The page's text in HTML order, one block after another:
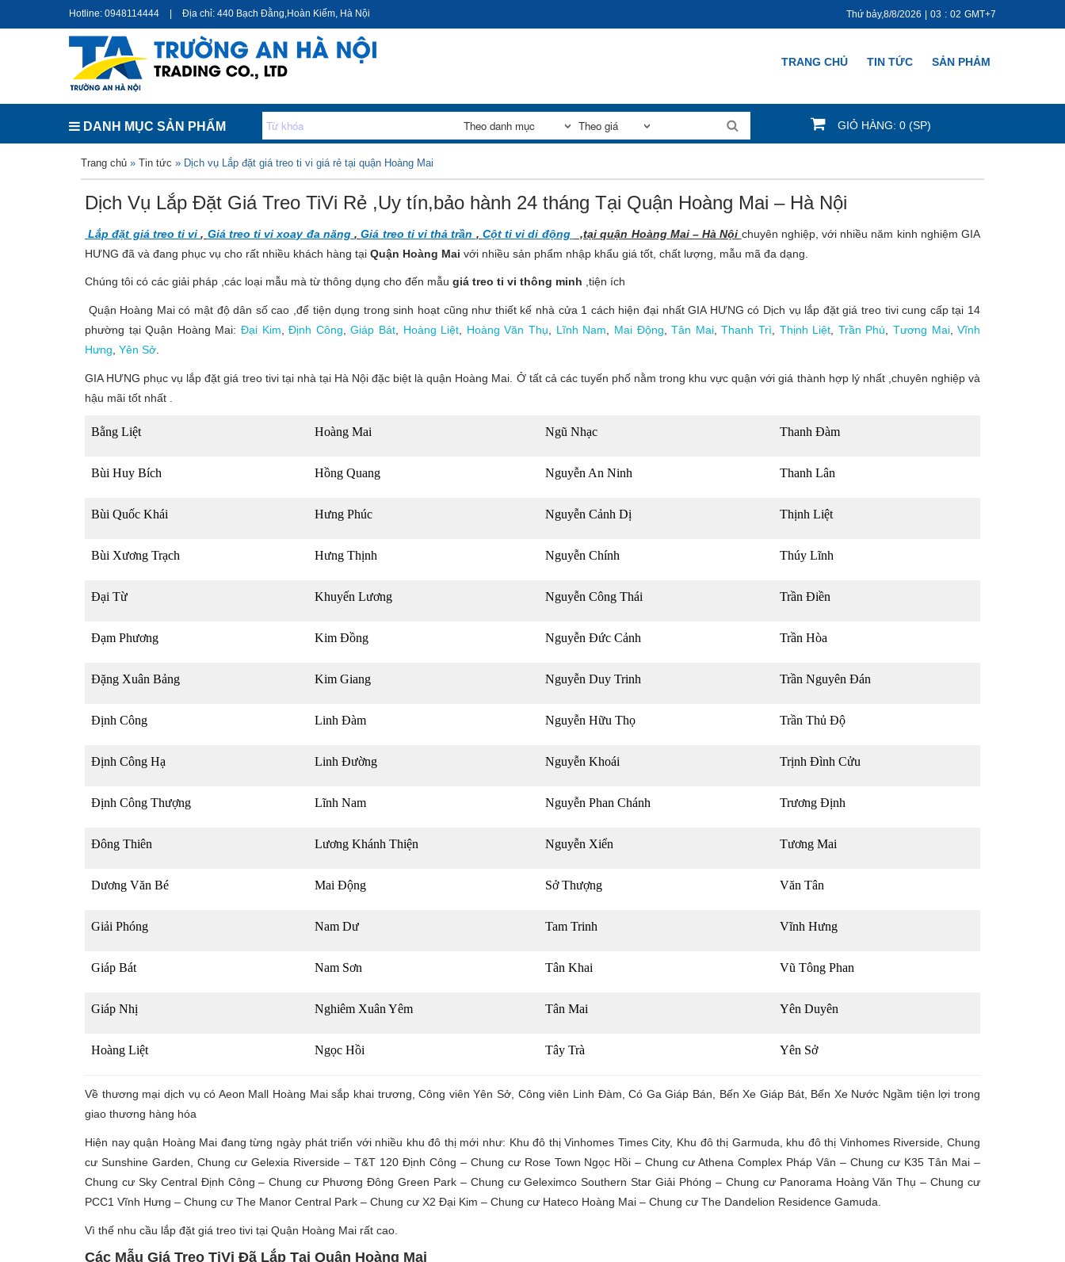
Hotline: 0948114444 Địa chỉ: 440 Bạch Đằng,Hoàn Kiếm, Hà Nội Thứ bảy,8/8/2026 03 : 02 GMT+7
TRANG CHỦ TIN TỨC SẢN PHẢM
DANH MỤC SẢN PHẨM GIỎ HÀNG: 0 (SP)
Bạn đang ở đây
Trang chủ » Tin tức » Dịch vụ Lắp đặt giá treo ti vi giá rẻ tại quận Hoàng Mai
Dịch Vụ Lắp Đặt Giá Treo TiVi Rẻ ,Uy tín,bảo hành 24 tháng Tại Quận Hoàng Mai – Hà Nội
Lắp đặt giá treo ti vi, Giá treo ti vi xoay đa năng,Giá treo ti vi thả trần , Cột ti vi di động ,tại quận Hoàng Mai – Hà Nội chuyên nghiệp, với nhiều năm kinh nghiệm GIA
HƯNG đã và đang phục vụ cho rất nhiều khách hàng tại Quận Hoàng Mai với nhiều sản phẩm nhập khẩu giá tốt, chất lượng, mẫu mã đa dạng.
Chúng tôi có các giải pháp ,các loại mẫu mà từ thông dụng cho đến mẫu giá treo ti vi thông minh ,tiện ích
Quận Hoàng Mai có mật độ dân số cao ,để tiện dụng trong sinh hoạt cũng như thiết kế nhà cửa 1 cách hiện đại nhất GIA HƯNG có Dịch vụ lắp đặt giá treo tivi cung cấp tại 14
phường tại Quận Hoàng Mai: Đại Kim ,Định Công ,Giáp Bát Hoàng Liệt Hoàng Văn Thụ Lĩnh Nam Mai Động ,Tân Mai,Thanh Trì Thịnh Liệt Trần Phú Tương Mai,Vĩnh
Hưng Yên Sở
GIA HƯNG phục vụ lắp đặt giá treo tivi tại nhà tại Hà Nội đặc biệt là quận Hoàng Mai. Ở tất cả các tuyến phố nằm trong khu vực quận với giá thành hợp lý nhất ,chuyên nghiệp và
hậu mãi tốt nhất .
Bằng Liệt Hoàng Mai Ngũ Nhạc Thanh Đàm
Bùi Huy Bích Hồng Quang Nguyễn An Ninh Thanh Lân
Bùi Quốc Khái Hưng Phúc Nguyễn Cảnh Dị Thịnh Liệt
Bùi Xương Trạch Hưng Thịnh Nguyễn Chính Thúy Lĩnh
Đại Từ Khuyến Lương Nguyễn Công Thái Trần Điền
Đạm Phương Kim Đồng Nguyễn Đức Cảnh Trần Hòa
Đặng Xuân Bảng Kim Giang Nguyễn Duy Trinh Trần Nguyên Đán
Định Công Linh Đàm Nguyễn Hữu Thọ Trần Thủ Độ
Định Công Hạ Linh Đường Nguyễn Khoái Trịnh Đình Cửu
Định Công Thượng Lĩnh Nam Nguyễn Phan Chánh Trương Định
Đông Thiên Lương Khánh Thiện Nguyễn Xiển Tương Mai
Dương Văn Bé Mai Động Sở Thượng Văn Tân
Giải Phóng Nam Dư Tam Trinh Vĩnh Hưng
Giáp Bát Nam Sơn Tân Khai Vũ Tông Phan
Giáp Nhị Nghiêm Xuân Yêm Tân Mai Yên Duyên
Hoàng Liệt Ngọc Hồi Tây Trà Yên Sở
Về thương mại dịch vụ có Aeon Mall Hoàng Mai sắp khai trương, Công viên Yên Sở, Công viên Linh Đàm, Có Ga Giáp Bán, Bến Xe Giáp Bát, Bến Xe Nước Ngầm tiện lợi trong
giao thương hàng hóa
Hiện nay quận Hoàng Mai đang từng ngày phát triển với nhiều khu đô thị mới như: Khu đô thị Vinhomes Times City, Khu đô thị Garmuda, khu đô thị Vinhomes Riverside, Chung
cư Sunshine Garden, Chung cư Gelexia Riverside – T&T 120 Định Công – Chung cư Rose Town Ngọc Hồi – Chung cư Athena Complex Pháp Vân – Chung cư K35 Tân Mai –
Chung cư Sky Central Định Công – Chung cư Phương Đông Green Park – Chung cư Geleximco Southern Star Giải Phóng – Chung cư Panorama Hoàng Văn Thụ – Chung cư
PCC1 Vĩnh Hưng – Chung cư The Manor Central Park – Chung cư X2 Đại Kim – Chung cư Hateco Hoàng Mai – Chung cư The Dandelion Residence Gamuda.
Vì thế nhu cầu lắp đặt giá treo tivi tại Quận Hoàng Mai rất cao.
Các Mẫu Giá Treo TiVi Đã Lắp Tại Quận Hoàng Mai